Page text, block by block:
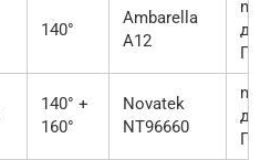
140°
Ambarella
A12
до
ГБ
140° +
160°
Novatek
NT96660
до
ГБ